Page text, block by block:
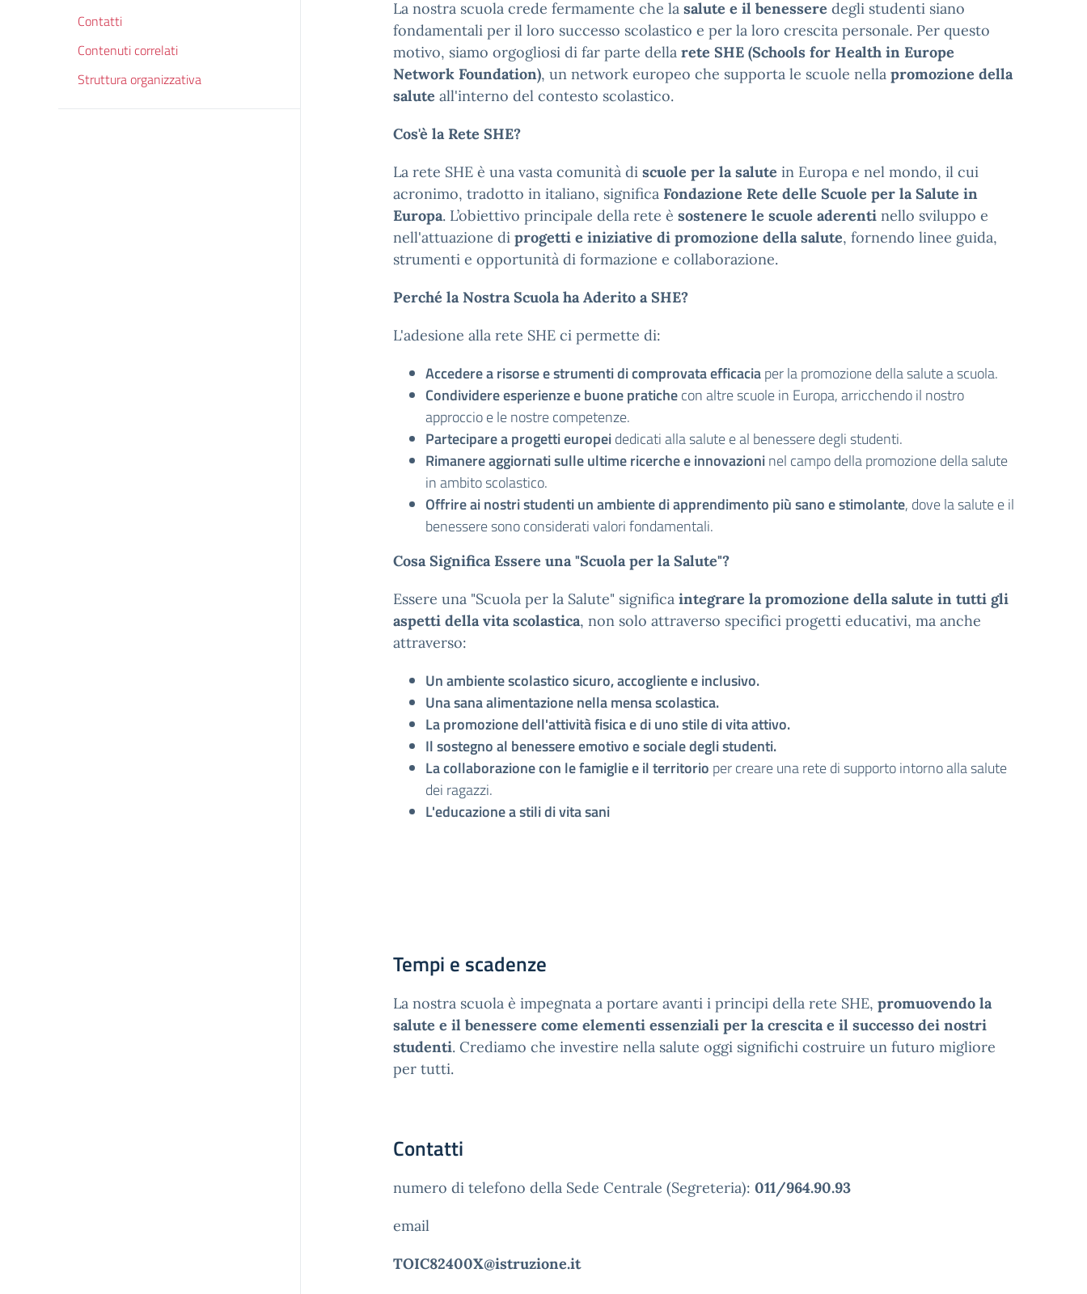
Contatti
Contenuti correlati
Struttura organizzativa
La nostra scuola crede fermamente che la salute e il benessere degli studenti siano
fondamentali per il loro successo scolastico e per la loro crescita personale. Per questo
motivo, siamo orgogliosi di far parte della rete SHE (Schools for Health in Europe
Network Foundation), un network europeo che supporta le scuole nella promozione della
salute all'interno del contesto scolastico.
Cos'è la Rete SHE?
La rete SHE è una vasta comunità di scuole per la salute in Europa e nel mondo, il cui
acronimo, tradotto in italiano, significa Fondazione Rete delle Scuole per la Salute in
Europa. L’obiettivo principale della rete è sostenere le scuole aderenti nello sviluppo e
nell'attuazione di progetti e iniziative di promozione della salute, fornendo linee guida,
strumenti e opportunità di formazione e collaborazione.
Perché la Nostra Scuola ha Aderito a SHE?
L'adesione alla rete SHE ci permette di:
Accedere a risorse e strumenti di comprovata efficaciaper la promozione della salute a scuola.
Condividere esperienze e buone pratichecon altre scuole in Europa, arricchendo il nostro
approccio e le nostre competenze.
Partecipare a progetti europeidedicati alla salute e al benessere degli studenti.
Rimanere aggiornati sulle ultime ricerche e innovazioninel campo della promozione della salute
in ambito scolastico.
Offrire ai nostri studenti un ambiente di apprendimento più sano e stimolante, dove la salute e il
benessere sono considerati valori fondamentali.
Cosa Significa Essere una "Scuola per la Salute"?
Essere una "Scuola per la Salute" significa integrare la promozione della salute in tutti gli
aspetti della vita scolastica, non solo attraverso specifici progetti educativi, ma anche
attraverso:
Un ambiente scolastico sicuro, accogliente e inclusivo.
Una sana alimentazione nella mensa scolastica.
La promozione dell'attività fisica e di uno stile di vita attivo.
Il sostegno al benessere emotivo e sociale degli studenti.
La collaborazione con le famiglie e il territorio per creare una rete di supporto intorno alla salute
dei ragazzi.
L'educazione a stili di vita sani
Tempi e scadenze
La nostra scuola è impegnata a portare avanti i principi della rete SHE, promuovendo la
salute e il benessere come elementi essenziali per la crescita e il successo dei nostri
studenti. Crediamo che investire nella salute oggi significhi costruire un futuro migliore
per tutti.
Contatti
numero di telefono della Sede Centrale (Segreteria): 011/964.90.93
email
TOIC82400X@istruzione.it